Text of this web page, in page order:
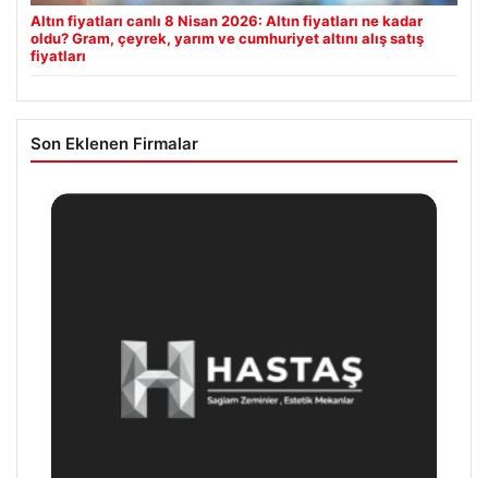
Altın fiyatları canlı 8 Nisan 2026: Altın fiyatları ne kadar
oldu? Gram, çeyrek, yarım ve cumhuriyet altını alış satış
fiyatları
Son Eklenen Firmalar